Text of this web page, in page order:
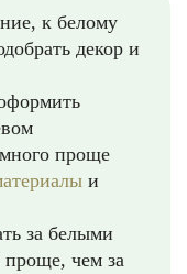
к белому
декор и
проще
и
за белыми
проще, чем за